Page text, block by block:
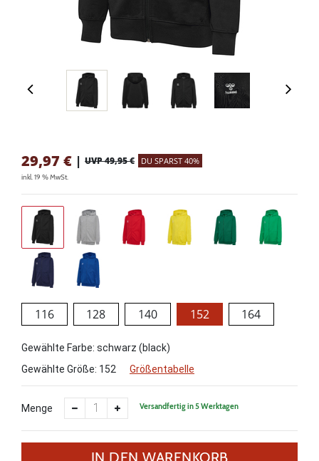
29,97 € | UVP 49,95 € DU SPARST 40%
inkl. 19 % MwSt.
116 128 140 152 164
Gewählte Farbe: schwarz (black)
Gewählte Größe: 152 Größentabelle
Menge Versandfertig in 5 Werktagen
IN DEN WARENKORB